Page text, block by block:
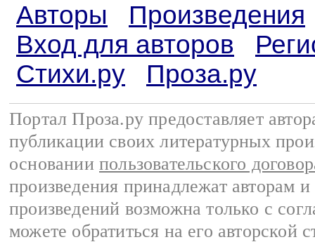
Авторы
Произведения
Вход для авторов
Стихи.ру
Проза.ру
Портал Проза.ру предоставляет
публикации своих литературных
основании пользовательского
произведения принадлежат авторам
произведений возможна только с
можете обратиться на его авторской